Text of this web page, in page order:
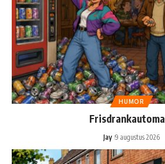
HUMOR
Jay 9 augustus 2026